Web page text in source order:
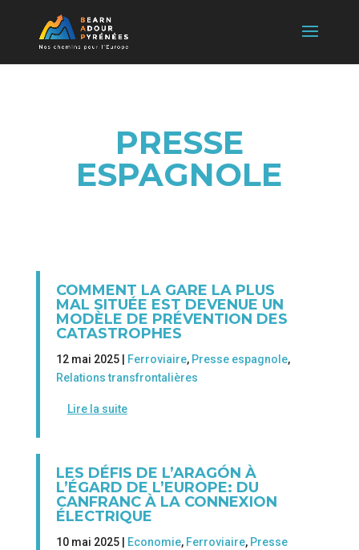
PRESSE
ESPAGNOLE
COMMENT LA GARE LA PLUS
MAL SITUÉE EST DEVENUE UN
MODÈLE DE PRÉVENTION DES
CATASTROPHES
12 mai 2025 | Ferroviaire, Presse espagnole,
Relations transfrontalières
Lire la suite
LES DÉFIS DE L’ARAGÓN À
L’ÉGARD DE L’EUROPE: DU
CANFRANC À LA CONNEXION
ÉLECTRIQUE
10 mai 2025 | Economie, Ferroviaire, Presse